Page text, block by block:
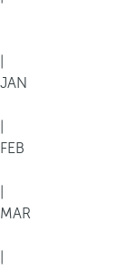
JAN
FEB
MAR